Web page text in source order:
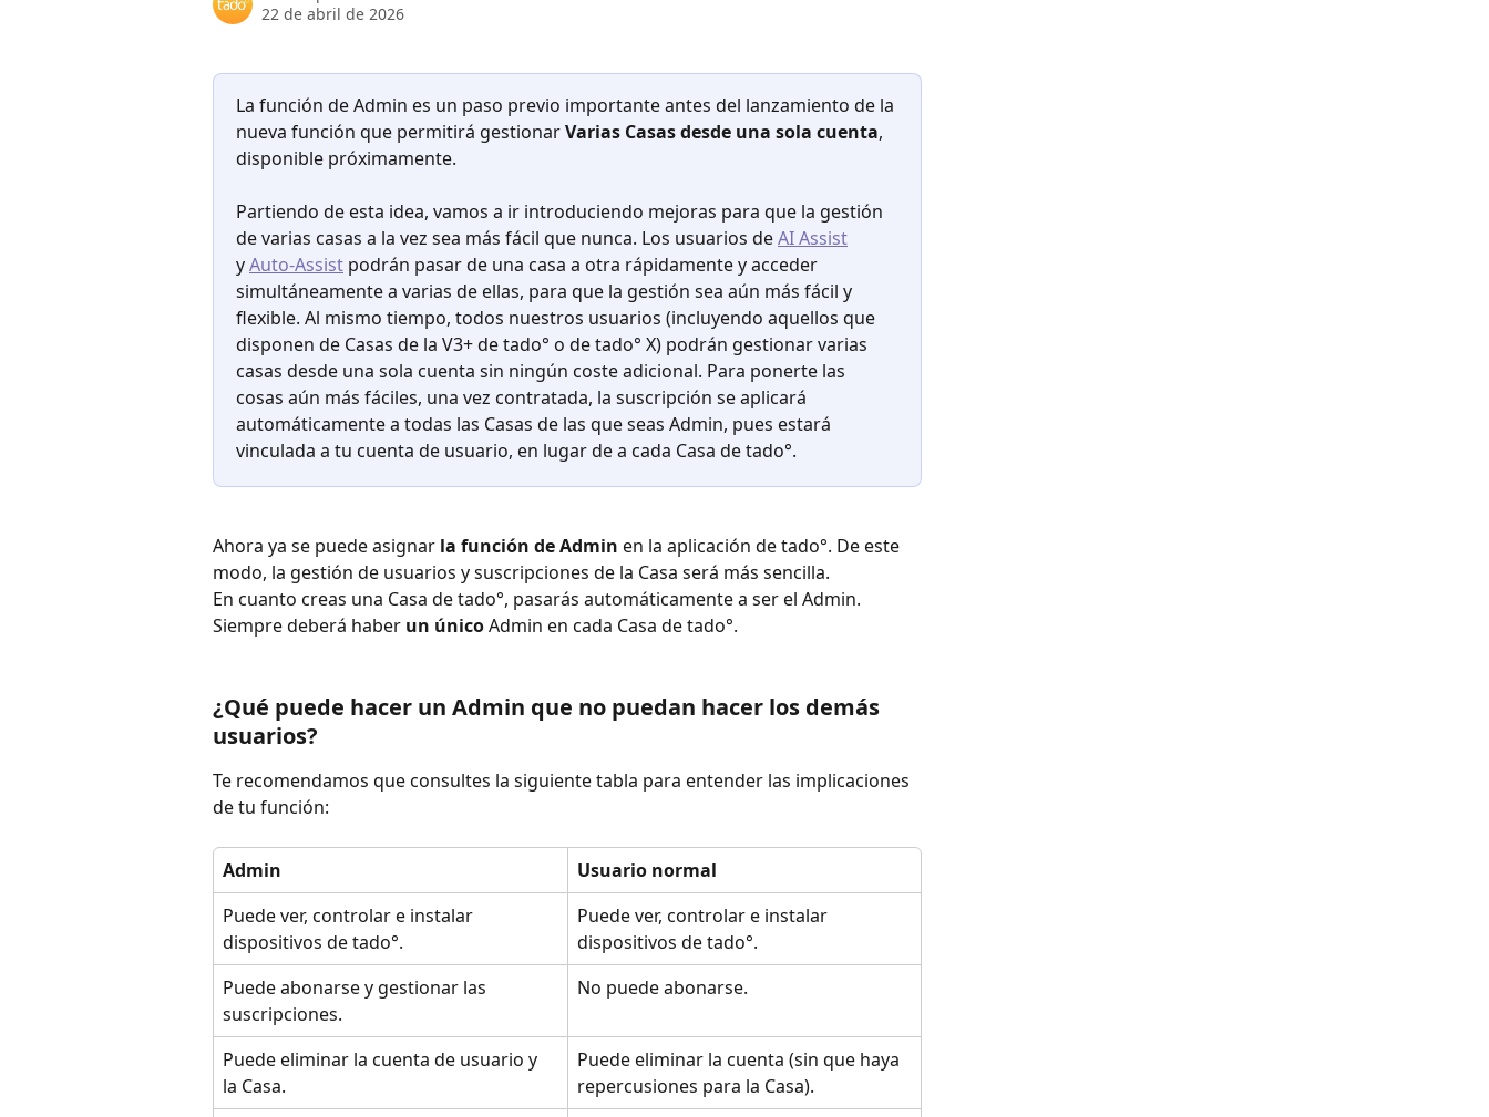
22 de abril de 2026
La función de Admin es un paso previo importante antes del lanzamiento de la
nueva función que permitirá gestionar Varias Casas desde una sola cuenta,
disponible próximamente.
Partiendo de esta idea, vamos a ir introduciendo mejoras para que la gestión
de varias casas a la vez sea más fácil que nunca. Los usuarios de AI Assist
y Auto-Assist podrán pasar de una casa a otra rápidamente y acceder
simultáneamente a varias de ellas, para que la gestión sea aún más fácil y
flexible. Al mismo tiempo, todos nuestros usuarios (incluyendo aquellos que
disponen de Casas de la V3+ de tado° o de tado° X) podrán gestionar varias
casas desde una sola cuenta sin ningún coste adicional. Para ponerte las
cosas aún más fáciles, una vez contratada, la suscripción se aplicará
automáticamente a todas las Casas de las que seas Admin, pues estará
vinculada a tu cuenta de usuario, en lugar de a cada Casa de tado°.
Ahora ya se puede asignar la función de Admin en la aplicación de tado°. De este
modo, la gestión de usuarios y suscripciones de la Casa será más sencilla.
En cuanto creas una Casa de tado°, pasarás automáticamente a ser el Admin.
Siempre deberá haber un único Admin en cada Casa de tado°.
¿Qué puede hacer un Admin que no puedan hacer los demás
usuarios?
Te recomendamos que consultes la siguiente tabla para entender las implicaciones
de tu función:
Admin
Usuario normal
Puede ver, controlar e instalar
dispositivos de tado°.
Puede ver, controlar e instalar
dispositivos de tado°.
Puede abonarse y gestionar las
suscripciones.
No puede abonarse.
Puede eliminar la cuenta de usuario y
la Casa.
Puede eliminar la cuenta (sin que haya
repercusiones para la Casa).